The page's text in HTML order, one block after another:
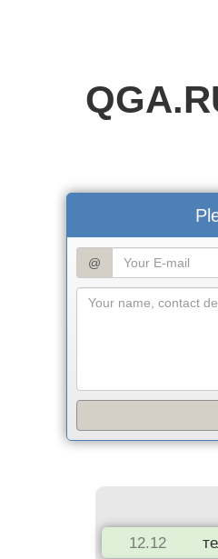
@
12.12